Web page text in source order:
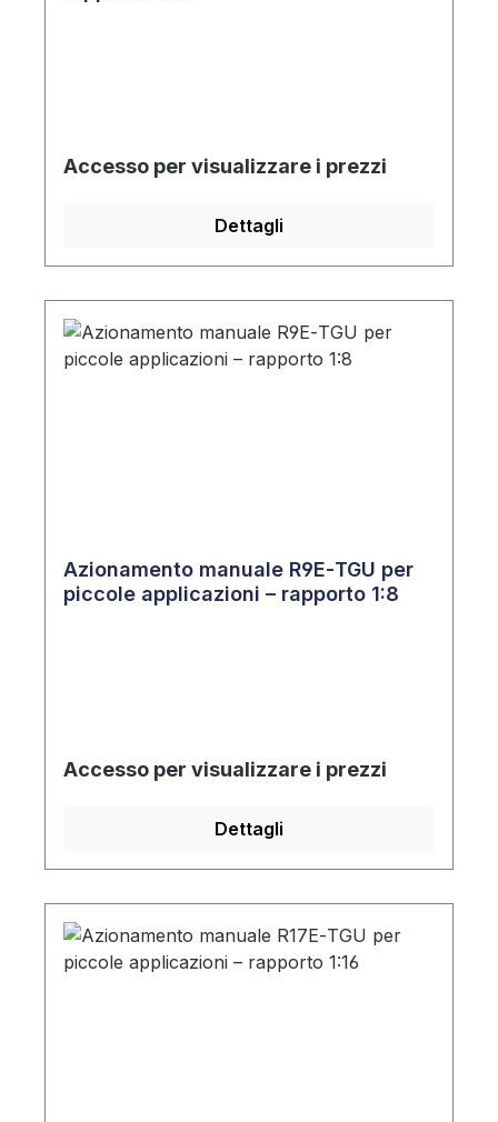
Accesso per visualizzare i prezzi
Dettagli
Azionamento manuale R9E‑TGU per
piccole applicazioni – rapporto 1:8
Accesso per visualizzare i prezzi
Dettagli